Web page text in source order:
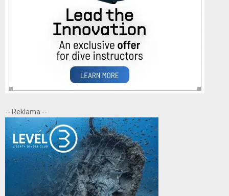
-- Reklama --